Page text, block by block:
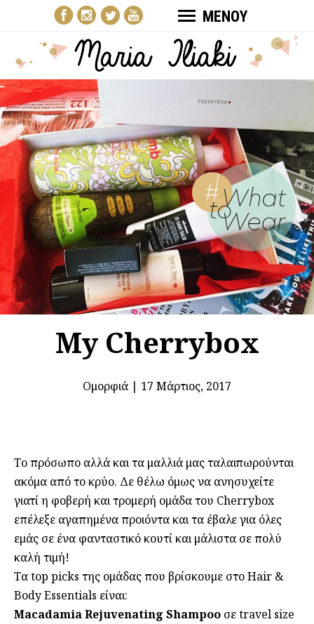
ΜΕΝΟΥ
My Cherrybox
Ομορφιά | 17 Μάρτιος, 2017
Το πρόσωπο αλλά και τα μαλλιά μας ταλαιπωρούνται
ακόμα από το κρύο. Δε θέλω όμως να ανησυχείτε
γιατί η φοβερή και τρομερή ομάδα του Cherrybox
επέλεξε αγαπημένα προιόντα και τα έβαλε για όλες
εμάς σε ένα φανταστικό κουτί και μάλιστα σε πολύ
καλή τιμή!
Τα top picks της ομάδας που βρίσκουμε στο Hair &
Body Essentials είναι:
Macadamia Rejuvenating Shampoo σε travel size